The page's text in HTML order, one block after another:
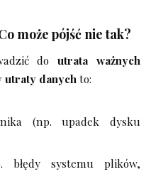
może pójść nie tak?
doutrata ważnych
utraty danychto:
(np. upadek dysku
błędy systemu plików,